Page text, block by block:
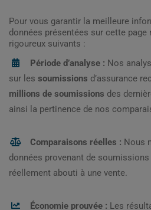
Pour vous garantir la meilleure
données présentées sur cette
rigoureux suivants :
Période d’analyse : Nos
sur les soumissions d’assurance
millions de soumissions des
ainsi la pertinence de nos
Comparaisons réelles : Nous
données provenant de soumissions
réellement abouti à une vente.
Économie prouvée : Les